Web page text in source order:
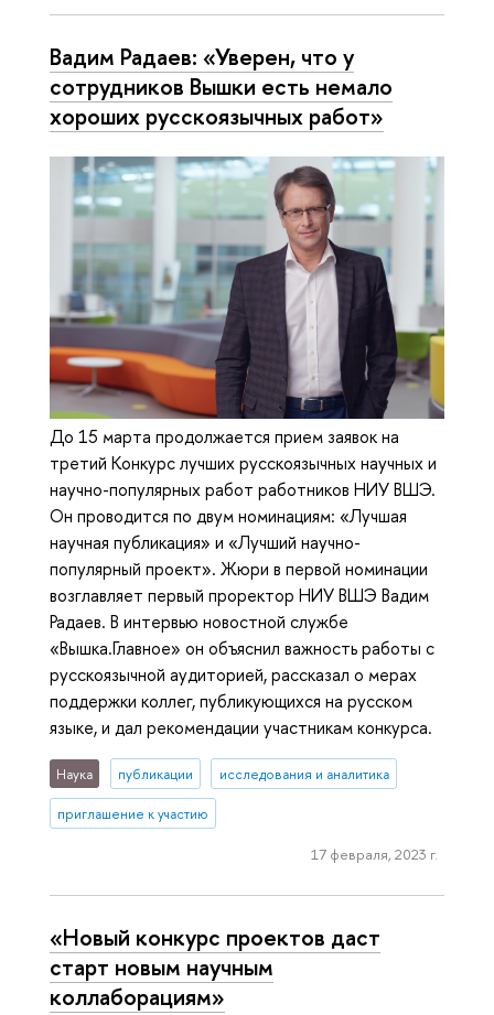
Вадим Радаев: «Уверен, что у
сотрудников Вышки есть немало
хороших русскоязычных работ»
До 15 марта продолжается прием заявок на
третий Конкурс лучших русскоязычных научных и
научно-популярных работ работников НИУ ВШЭ.
Он проводится по двум номинациям: «Лучшая
научная публикация» и «Лучший научно-
популярный проект». Жюри в первой номинации
возглавляет первый проректор НИУ ВШЭ Вадим
Радаев. В интервью новостной службе
«Вышка.Главное» он объяснил важность работы с
русскоязычной аудиторией, рассказал о мерах
поддержки коллег, публикующихся на русском
языке, и дал рекомендации участникам конкурса.
Наука публикации исследования и аналитика
приглашение к участию
17 февраля, 2023 г.
«Новый конкурс проектов даст
старт новым научным
коллаборациям»